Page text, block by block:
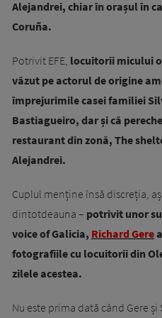
Alejandrei, chiar în orașul în
Coruña.
Potrivit EFE, locuitorii micului
văzut pe actorul de origine
împrejurimile casei familiei
Bastiagueiro, dar și că
restaurant din zonă, The
Alejandrei.
Cuplul menține însă discreția,
dintotdeauna – potrivit unor
voice of Galicia, Richard Gere
fotografiile cu locuitorii din
zilele acestea.
Nu este prima dată când Gere